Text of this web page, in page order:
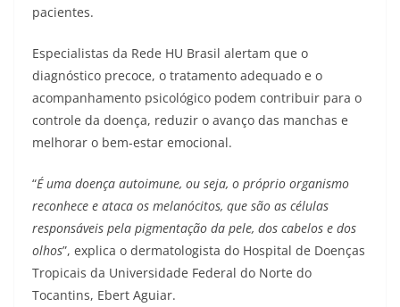
pacientes.
Especialistas da Rede HU Brasil alertam que o
diagnóstico precoce, o tratamento adequado e o
acompanhamento psicológico podem contribuir para o
controle da doença, reduzir o avanço das manchas e
melhorar o bem-estar emocional.
“É uma doença autoimune, ou seja, o próprio organismo
reconhece e ataca os melanócitos, que são as células
responsáveis pela pigmentação da pele, dos cabelos e dos
olhos”, explica o dermatologista do Hospital de Doenças
Tropicais da Universidade Federal do Norte do
Tocantins, Ebert Aguiar.